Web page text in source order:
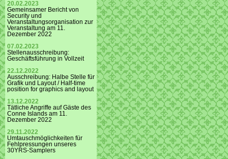
20.02.2023
Gemeinsamer Bericht von
Security und
Veranstaltungsorganisation zur
Veranstaltung am 11.
Dezember 2022
07.02.2023
Stellenausschreibung:
Geschäftsführung in Vollzeit
22.12.2022
Ausschreibung: Halbe Stelle für
Grafik und Layout / Half-time
position for graphics and layout
13.12.2022
Tätliche Angriffe auf Gäste des
Conne Islands am 11.
Dezember 2022
29.11.2022
Umtauschmöglichkeiten für
Fehlpressungen unseres
30YRS-Samplers